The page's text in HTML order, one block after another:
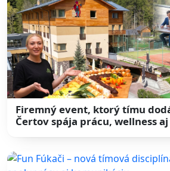
Firemný event, ktorý tímu
Čertov spája prácu, wellness